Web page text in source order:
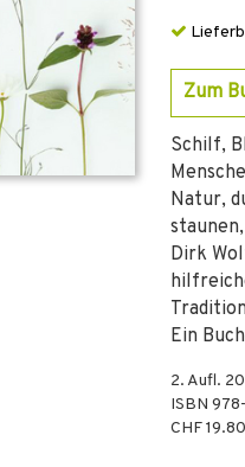
Zum
Schilf,
Natur,
Dirk
Ein
2. Aufl.
ISBN
CHF 19.80